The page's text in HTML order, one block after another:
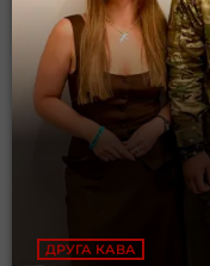
ДРУГА КАВА